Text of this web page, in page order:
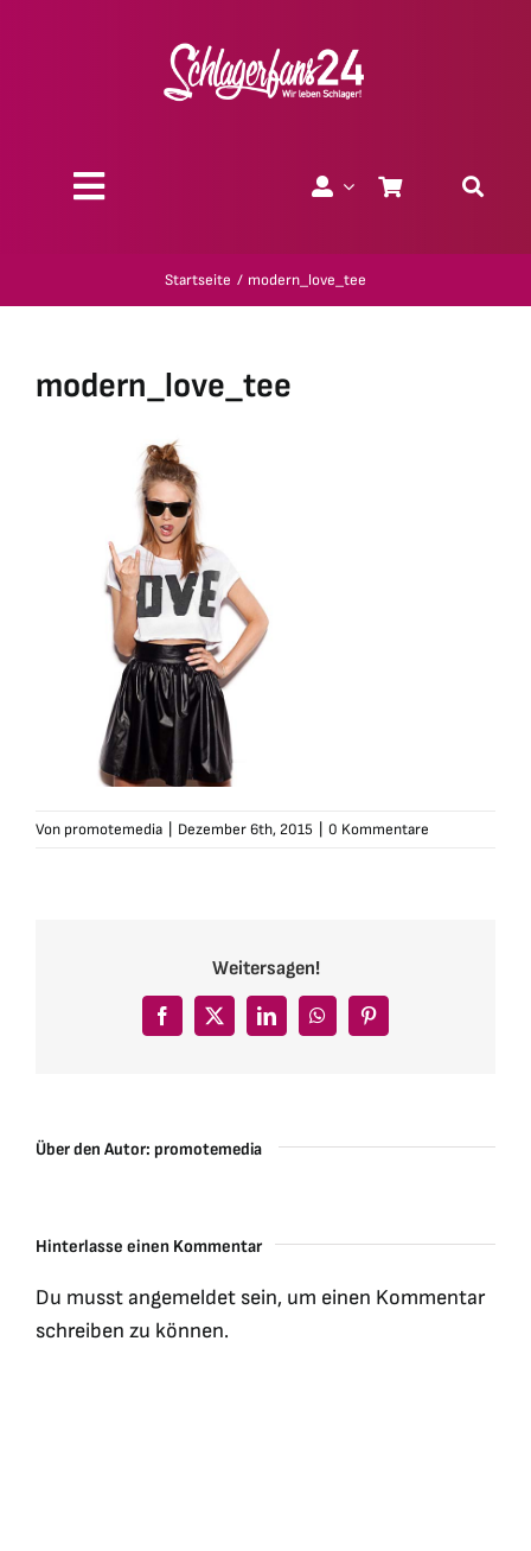
Toggle
Kollektionen
Startseite modern_love_tee
modern_love_tee
Von promotemedia Dezember 6th, 2015 0 Kommentare
Weitersagen!
Facebook
X LinkedInWhatsAppPinterest
Über den Autor: promotemedia
Hinterlasse einen Kommentar
Du musstangemeldet sein, um einen Kommentar
schreiben zu können.